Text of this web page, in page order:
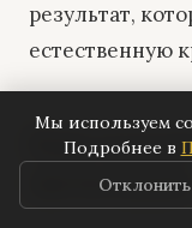
результат,
естественную
Ваш
процедуры
Мы используем
Подробнее в
Отклонить